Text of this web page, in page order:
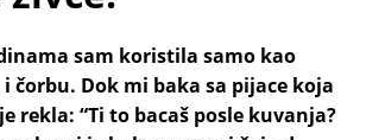
sam koristila samo kao
čorbu. Dok mi baka sa pijace koja
rekla: “Ti to bacaš posle kuvanja?